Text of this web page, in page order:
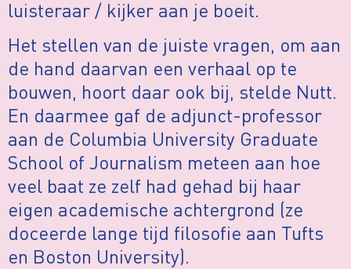
luisteraar / kijker aan je boeit.
Het stellen van de juiste vragen, om aan
de hand daarvan een verhaal op te
bouwen, hoort daar ook bij, stelde Nutt.
En daarmee gaf de adjunct-professor
aan de Columbia University Graduate
School of Journalism meteen aan hoe
veel baat ze zelf had gehad bij haar
eigen academische achtergrond (ze
doceerde lange tijd filosofie aan Tufts
en Boston University).